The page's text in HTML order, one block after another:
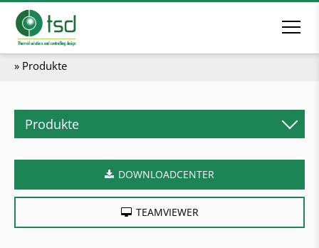
» Produkte
Produkte
Kombikessel
DOWNLOADCENTER
TEAMVIEWER